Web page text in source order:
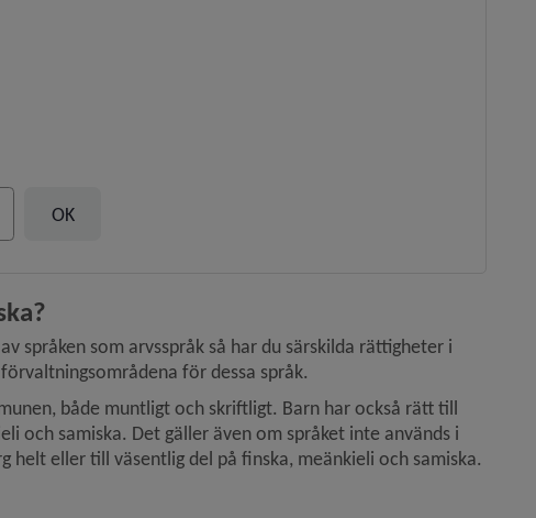
språken som arvsspråk så har du särskilda rättigheter i
för dessa språk.
både muntligt och skriftligt. Barn har också rätt till
och samiska. Det gäller även om språket inte används i
helt eller till väsentlig del på finska, meänkieli och samiska.